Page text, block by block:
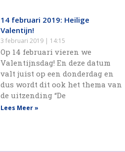
14 februari 2019: Heilige
Valentijn!
3 februari 2019 14:15
Op 14 februari vieren we
Valentijnsdag! En deze datum
valt juist op een donderdag en
dus wordt dit ook het thema van
de uitzending “De
Lees Meer »